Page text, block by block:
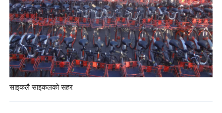
साइकलै साइकलको सहर